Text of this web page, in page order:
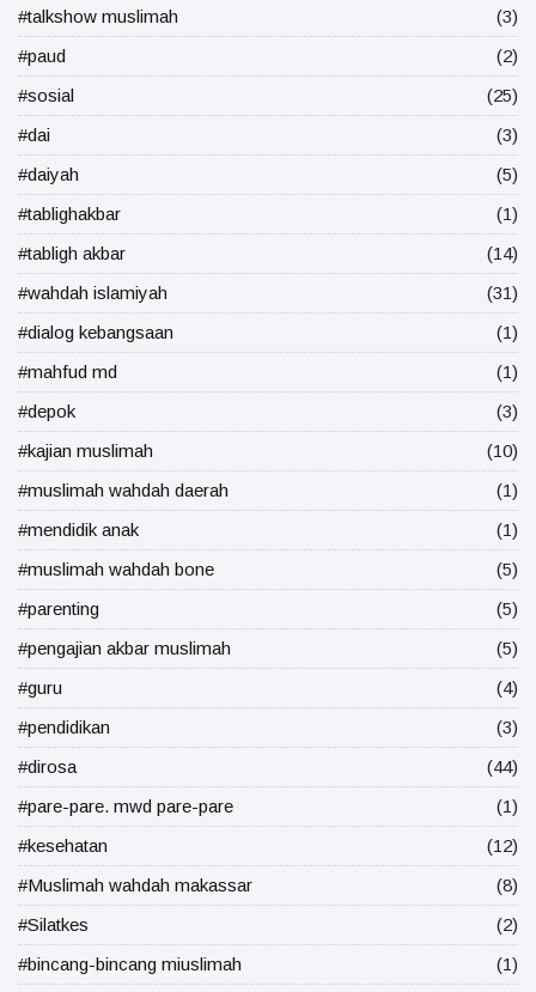
#talkshow muslimah
(3)
#paud
(2)
#sosial
(25)
#dai
(3)
#daiyah
(5)
#tablighakbar
(1)
#tabligh akbar
(14)
#wahdah islamiyah
(31)
#dialog kebangsaan
(1)
#mahfud md
(1)
#depok
(3)
#kajian muslimah
(10)
#muslimah wahdah daerah
(1)
#mendidik anak
(1)
#muslimah wahdah bone
(5)
#parenting
(5)
#pengajian akbar muslimah
(5)
#guru
(4)
#pendidikan
(3)
#dirosa
(44)
#pare-pare. mwd pare-pare
(1)
#kesehatan
(12)
#Muslimah wahdah makassar
(8)
#Silatkes
(2)
#bincang-bincang miuslimah
(1)